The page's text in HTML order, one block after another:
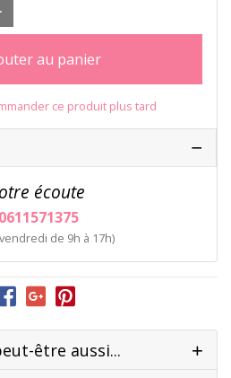
au panier
ce produit plus tard
écoute
0611571375
de 9h à 17h)
être aussi...